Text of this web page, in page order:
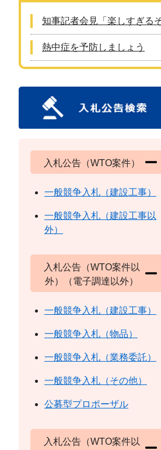
知事記者会見「楽しすぎる
熱中症を予防しましょう
入札公告（WTO案件）
一般競争入札（建設工事）
一般競争入札（建設工事以
外）
入札公告（WTO案件以
外）（電子調達以外）
一般競争入札（建設工事）
一般競争入札（物品）
一般競争入札（業務委託）
一般競争入札（その他）
公募型プロポーザル
入札公告（WTO案件以